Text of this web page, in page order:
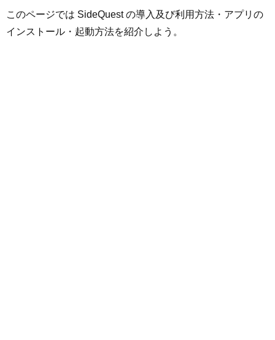
このページでは SideQuest の導入及び利用方法・アプリの
インストール・起動方法を紹介しよう。